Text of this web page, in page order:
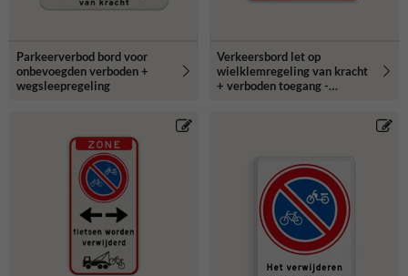
Parkeerverbod bord voor
onbevoegden verboden +
wegsleepregeling
Verkeersbord let op
wielklemregeling van kracht
+ verboden toegang -